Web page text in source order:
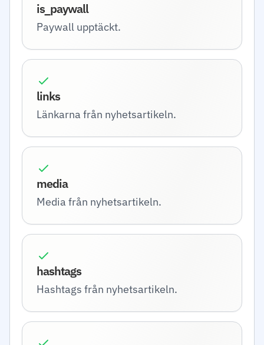
is_paywall
Paywall upptäckt.
links
Länkarna från nyhetsartikeln.
media
Media från nyhetsartikeln.
hashtags
Hashtags från nyhetsartikeln.